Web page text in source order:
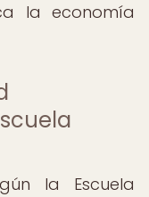
la economía
la Escuela